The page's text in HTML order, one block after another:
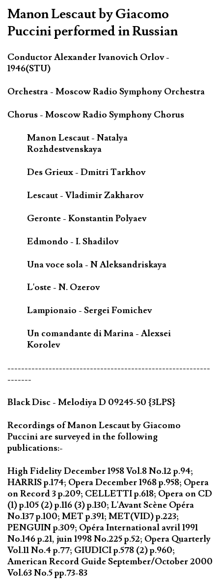
Manon Lescaut by Giacomo
Puccini performed in Russian
Conductor Alexander Ivanovich Orlov -
1946(STU)
Orchestra - Moscow Radio Symphony Orchestra
Chorus - Moscow Radio Symphony Chorus
Manon Lescaut - Natalya
Rozhdestvenskaya
Des Grieux - Dmitri Tarkhov
Lescaut - Vladimir Zakharov
Geronte - Konstantin Polyaev
Edmondo - I. Shadilov
Una voce sola - N Aleksandriskaya
L'oste - N. Ozerov
Lampionaio - Sergei Fomichev
Un comandante di Marina - Alexsei
Korolev
-----------------------------------------------------------
-------
Black Disc - Melodiya D 09245-50 {3LPS}
Recordings of Manon Lescaut by Giacomo
Puccini are surveyed in the following
publications:-
High Fidelity December 1958 Vol.8 No.12 p.94;
HARRIS p.174; Opera December 1968 p.958; Opera
on Record 3 p.209; CELLETTI p.618; Opera on CD
(1) p.105 (2) p.116 (3) p.130; L'Avant Scène Opéra
No.137 p.100; MET p.391; MET(VID) p.223;
PENGUIN p.309; Opéra International avril 1991
No.146 p.21, juin 1998 No.225 p.52; Opera Quarterly
Vol.11 No.4 p.77; GIUDICI p.578 (2) p.960;
American Record Guide September/October 2000
Vol.63 No.5 pp.73-83